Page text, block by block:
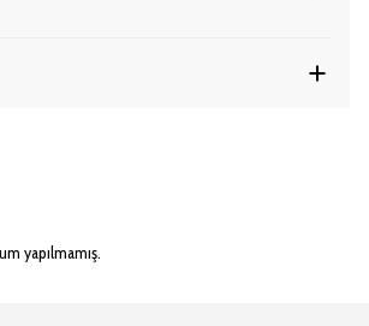
yapılmamış.